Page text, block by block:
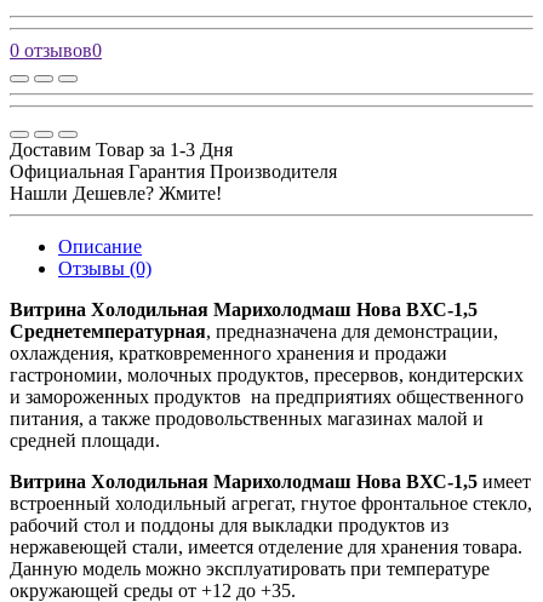
0 отзывов0
Доставим Товар за 1-3 Дня
Официальная Гарантия Производителя
Нашли Дешевле? Жмите!
Описание
Отзывы (0)
Витрина Холодильная Марихолодмаш Нова ВХС-1,5
Среднетемпературная, предназначена для демонстрации,
охлаждения, кратковременного хранения и продажи
гастрономии, молочных продуктов, пресервов, кондитерских
и замороженных продуктов на предприятиях общественного
питания, а также продовольственных магазинах малой и
средней площади.
Витрина Холодильная Марихолодмаш Нова ВХС-1,5 имеет
встроенный холодильный агрегат, гнутое фронтальное стекло,
рабочий стол и поддоны для выкладки продуктов из
нержавеющей стали, имеется отделение для хранения товара.
Данную модель можно эксплуатировать при температуре
окружающей среды от +12 до +35.